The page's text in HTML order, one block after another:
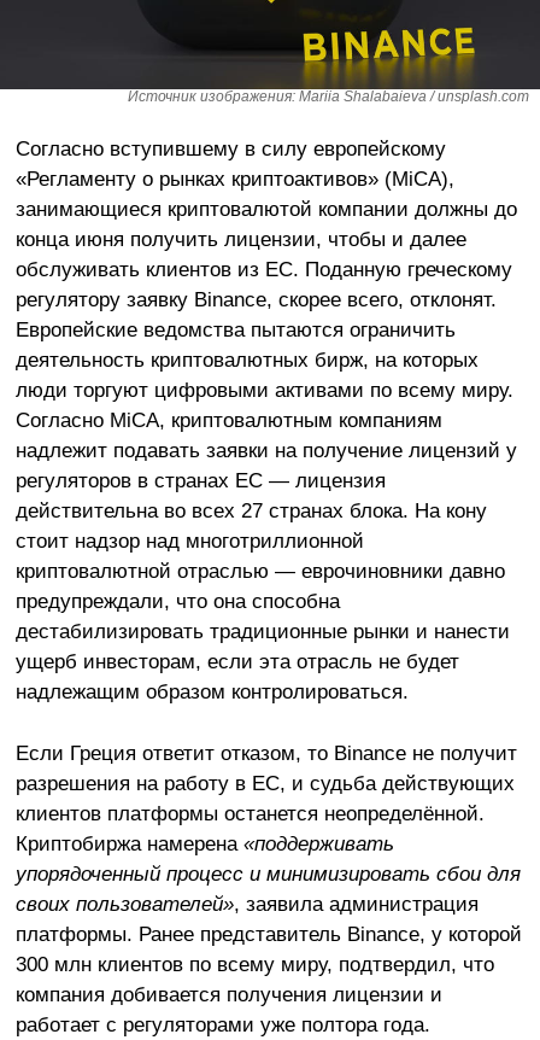
Источник изображения: Mariia Shalabaieva / unsplash.com
Согласно вступившему в силу европейскому
«Регламенту о рынках криптоактивов» (MiCA),
занимающиеся криптовалютой компании должны до
конца июня получить лицензии, чтобы и далее
обслуживать клиентов из ЕС. Поданную греческому
регулятору заявку Binance, скорее всего, отклонят.
Европейские ведомства пытаются ограничить
деятельность криптовалютных бирж, на которых
люди торгуют цифровыми активами по всему миру.
Согласно MiCA, криптовалютным компаниям
надлежит подавать заявки на получение лицензий у
регуляторов в странах ЕС — лицензия
действительна во всех 27 странах блока. На кону
стоит надзор над многотриллионной
криптовалютной отраслью — еврочиновники давно
предупреждали, что она способна
дестабилизировать традиционные рынки и нанести
ущерб инвесторам, если эта отрасль не будет
надлежащим образом контролироваться.
Если Греция ответит отказом, то Binance не получит
разрешения на работу в ЕС, и судьба действующих
клиентов платформы останется неопределённой.
Криптобиржа намерена «поддерживать
упорядоченный процесс и минимизировать сбои для
своих пользователей», заявила администрация
платформы. Ранее представитель Binance, у которой
300 млн клиентов по всему миру, подтвердил, что
компания добивается получения лицензии и
работает с регуляторами уже полтора года.